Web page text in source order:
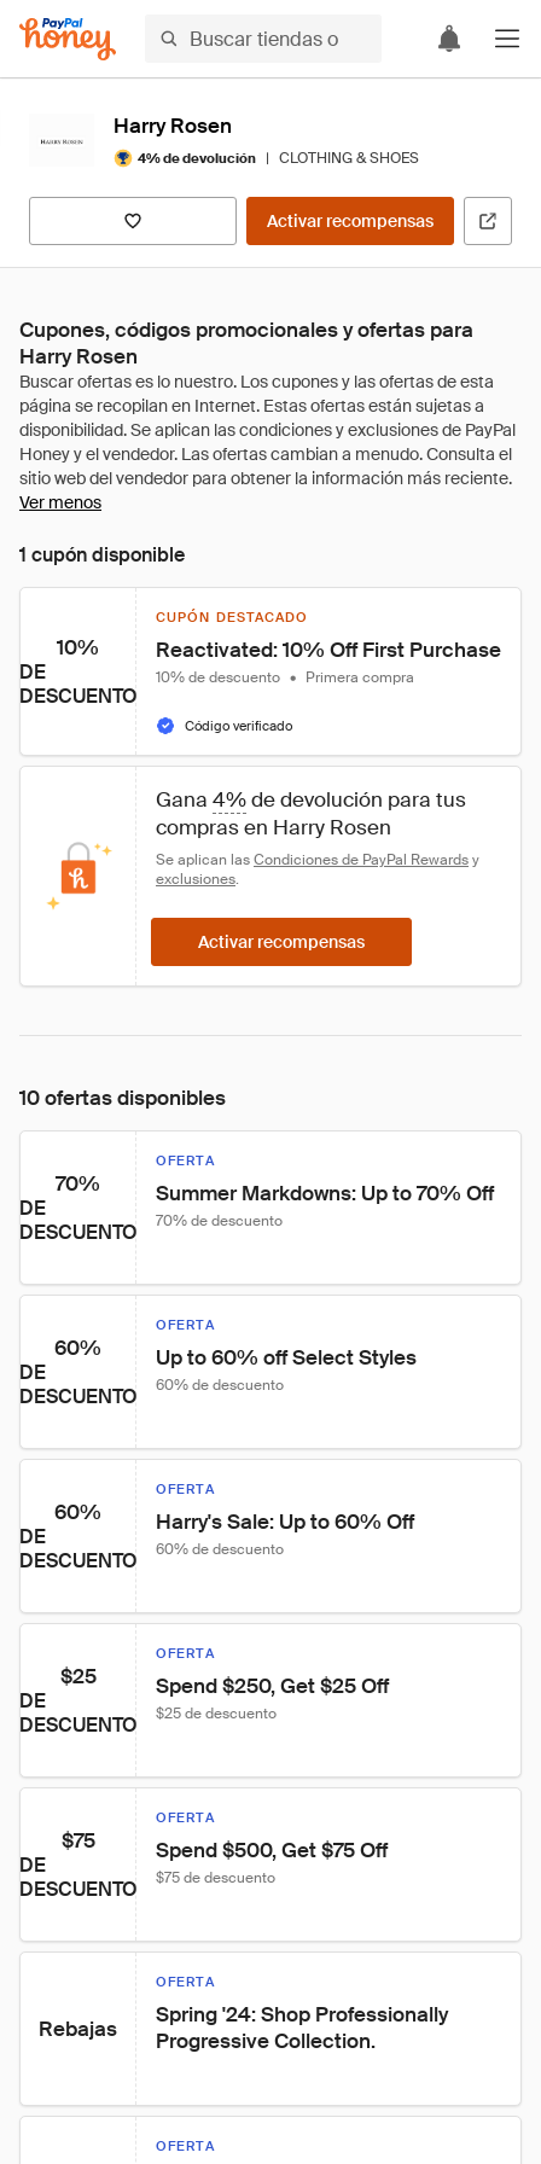
Harry Rosen
4% de devolución | CLOTHING & SHOES
Activar recompensas
Cupones, códigos promocionales y ofertas para
Harry Rosen
Ver menos
1 cupón disponible
10%
DE
DESCUENTO
CUPÓN DESTACADO
Reactivated: 10% Off First Purchase
10% de descuento • Primera compra
Código verificado
Gana 4% de devolución para tus
compras en Harry Rosen
Se aplican las Condiciones de PayPal Rewards y
exclusiones.
Activar recompensas
10 ofertas disponibles
70%
DE
DESCUENTO
OFERTA
Summer Markdowns: Up to 70% Off
70% de descuento
60%
DE
DESCUENTO
OFERTA
Up to 60% off Select Styles
60% de descuento
60%
DE
DESCUENTO
OFERTA
Harry's Sale: Up to 60% Off
60% de descuento
$25
DE
DESCUENTO
OFERTA
Spend $250, Get $25 Off
$25 de descuento
$75
DE
DESCUENTO
OFERTA
Spend $500, Get $75 Off
$75 de descuento
Rebajas
OFERTA
Spring '24: Shop Professionally
Progressive Collection.
OFERTA